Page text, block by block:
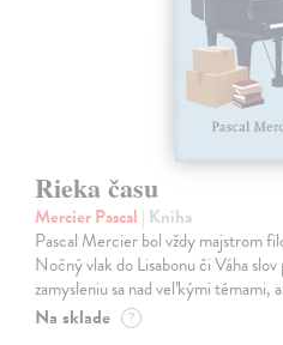
Rieka času
Mercier Pascal | Kniha
Pascal Mercier bol vždy majstrom
Nočný vlak do Lisabonu či Váha
zamysleniu sa nad veľkými témami,
Na sklade ?